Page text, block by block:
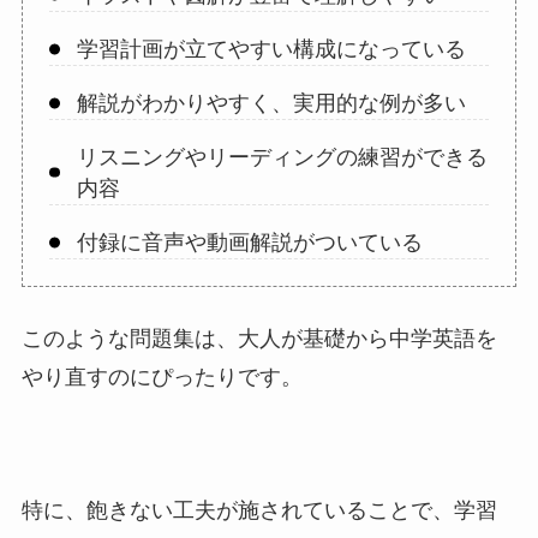
学習計画が立てやすい構成になっている
解説がわかりやすく、実用的な例が多い
リスニングやリーディングの練習ができる
内容
付録に音声や動画解説がついている
このような問題集は、大人が基礎から中学英語を
やり直すのにぴったりです。
特に、飽きない工夫が施されていることで、学習